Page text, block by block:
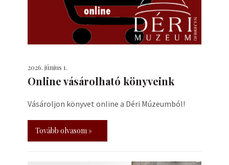
2026. június 1.
Online vásárolható könyveink
Vásároljon könyvet online a Déri Múzeumból!
Tovább olvasom »